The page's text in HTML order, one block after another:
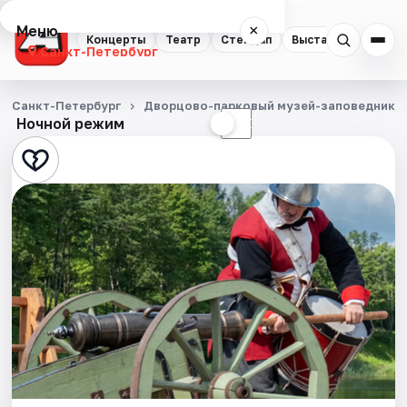
Концерты Театр Стендап Выставки
Меню ×
Санкт-Петербург
Концерты
Театр
Стендап
Выставки
Квесты
Экскурсии
Спорт
События
Ночной режим ☾
Санкт-Петербург Дворцово-парковый музей-заповедник